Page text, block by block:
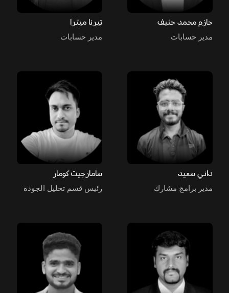
حازم محمد حنيف
مدير حسابات
تيرنا ميترا
مدير حسابات
داني سعيد
مدير برامج مشارك
سامارجيت كومار
رئيس قسم تحليل الجودة